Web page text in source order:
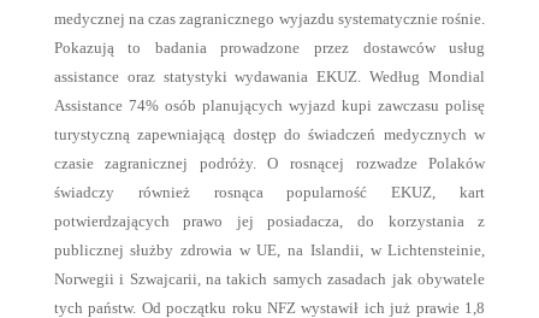
medycznej na czas zagranicznego wyjazdu systematycznie rośnie.
Pokazują to badania prowadzone przez dostawców usług
assistance oraz statystyki wydawania EKUZ. Według Mondial
Assistance 74% osób planujących wyjazd kupi zawczasu polisę
turystyczną zapewniającą dostęp do świadczeń medycznych w
czasie zagranicznej podróży. O rosnącej rozwadze Polaków
świadczy również rosnąca popularność EKUZ, kart
potwierdzających prawo jej posiadacza, do korzystania z
publicznej służby zdrowia w UE, na Islandii, w Lichtensteinie,
Norwegii i Szwajcarii, na takich samych zasadach jak obywatele
tych państw. Od początku roku NFZ wystawił ich już prawie 1,8